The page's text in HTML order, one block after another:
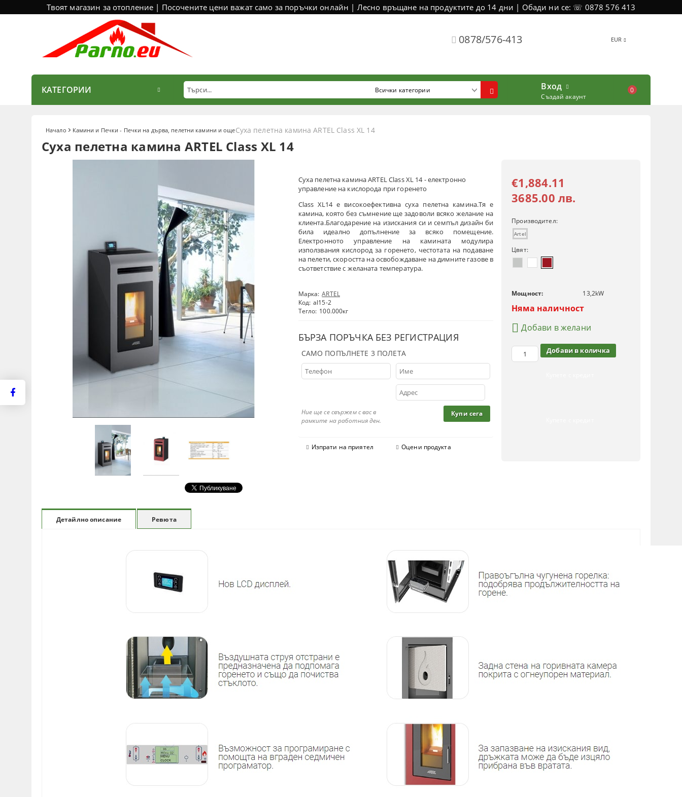
Твоят магазин за отопление | Посочените цени важат само за поръчки онлайн | Лесно връщане на продуктите до 14 дни | Обади ни се: ☏ 0878 576 413
0878/576-413 EUR
КАТЕГОРИИ Вход
Създай акаунт
0
Начало Камини и Печки - Печки на дърва, пелетни камини и ощеСуха пелетна камина ARTEL Class XL 14
Суха пелетна камина ARTEL Class XL 14
Суха пелетна камина ARTEL Class XL 14 - електронно
управление на кислорода при горенето
Class XL14 e високоефективна суха пелетна камина.Тя е
камина, която без съмнение ще задоволи всяко желание на
клиента.Благодарение на изискания си и семпъл дизайн би
била идеално допълнение за всяко помещение.
Електронното управление на камината модулира
използвания кислород за горенето, честотата на подаване
на пелети, скоростта на освобождаване на димните газове в
съответствие с желаната температура.
Марка: ARTEL
Код: al15-2
Тегло: 100.000кг
БЪРЗА ПОРЪЧКА БЕЗ РЕГИСТРАЦИЯ
САМО ПОПЪЛНЕТЕ 3 ПОЛЕТА
Ние ще се свържем с вас в
рамките на работния ден.
Изпрати на приятел Оцени продукта
€1,884.11
3685.00 лв.
Производител:
Artel
Цвят:
Мощност: 13,2kW
Няма наличност
Добави в желани
Детайлно описание Ревюта